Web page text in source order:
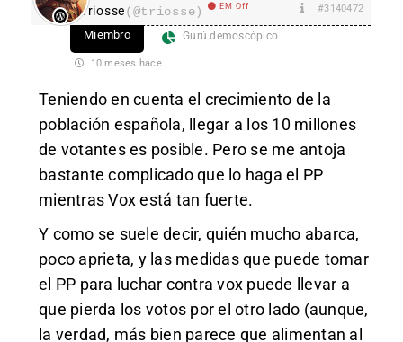
Triosse(@triosse) EM Off #3140472
Miembro Gurú demoscópico
10 meses hace
Teniendo en cuenta el crecimiento de la
población española, llegar a los 10 millones
de votantes es posible. Pero se me antoja
bastante complicado que lo haga el PP
mientras Vox está tan fuerte.
Y como se suele decir, quién mucho abarca,
poco aprieta, y las medidas que puede tomar
el PP para luchar contra vox puede llevar a
que pierda los votos por el otro lado (aunque,
la verdad, más bien parece que alimentan al